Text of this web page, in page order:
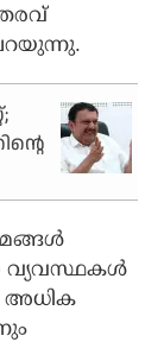
വ്യവസ്ഥകള്‍